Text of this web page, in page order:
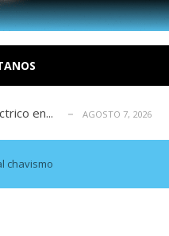
AGOSTO 6, 2026
AGOSTO 6, 2026
de...
en...
L. AGOSTO 6, 2026
AGOSTO 6, 2026
de... AGOSTO 6, 2026
en...
chavismo